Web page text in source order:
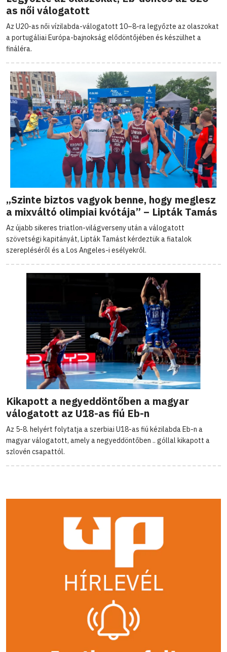
as női válogatott
Az U20-as női vízilabda-válogatott 10–8-ra legyőzte az olaszokat
a portugáliai Európa-bajnokság elődöntőjében és készülhet a
fináléra.
„Szinte biztos vagyok benne, hogy meglesz
a mixváltó olimpiai kvótája” – Lipták Tamás
Az újabb sikeres triatlon-világverseny után a válogatott
szövetségi kapitányát, Lipták Tamást kérdeztük a fiatalok
szerepléséről és a Los Angeles-i esélyekről.
Kikapott a negyeddöntőben a magyar
válogatott az U18-as fiú Eb-n
Az 5-8. helyért folytatja a szerbiai U18-as fiú kézilabda Eb-n a
magyar válogatott, amely a negyeddöntőben .. góllal kikapott a
szlovén csapattól.